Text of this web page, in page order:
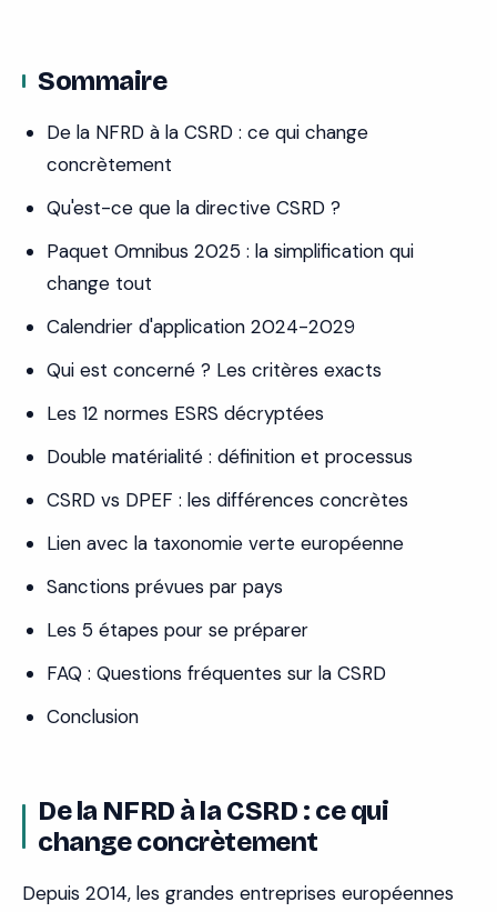
Sommaire
De la NFRD à la CSRD : ce qui change
concrètement
Qu'est-ce que la directive CSRD ?
Paquet Omnibus 2025 : la simplification qui
change tout
Calendrier d'application 2024-2029
Qui est concerné ? Les critères exacts
Les 12 normes ESRS décryptées
Double matérialité : définition et processus
CSRD vs DPEF : les différences concrètes
Lien avec la taxonomie verte européenne
Sanctions prévues par pays
Les 5 étapes pour se préparer
FAQ : Questions fréquentes sur la CSRD
Conclusion
De la NFRD à la CSRD : ce qui
change concrètement
Depuis 2014, les grandes entreprises européennes